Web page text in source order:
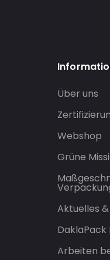
Über uns
Webshop
Grüne
Aktuelles
Arbeiten